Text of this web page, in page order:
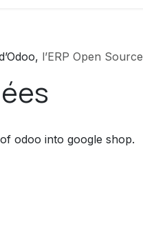
l’ERP Open Source
odoo into google shop.